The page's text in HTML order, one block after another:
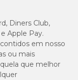
com os melhores
Cobasie a
especiais e ainda
Diners Club,
Apple Pay.
em nosso
ou mais
que melhor